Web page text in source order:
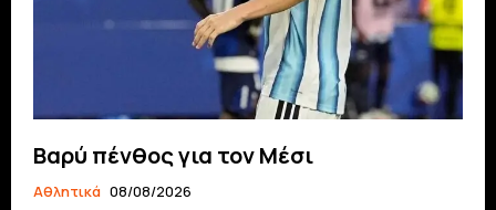
Βαρύ πένθος για τον Μέσι
Αθλητικά 08/08/2026